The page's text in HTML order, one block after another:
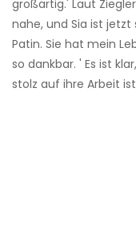
großartig.' Laut
nahe, und Sia ist jetzt
Patin. Sie hat mein
so ​​dankbar. ' Es ist
stolz auf ihre Arbeit